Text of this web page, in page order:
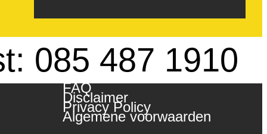
085 487 1910
FAQ
Disclaimer
Privacy Policy
Algemene voorwaarden